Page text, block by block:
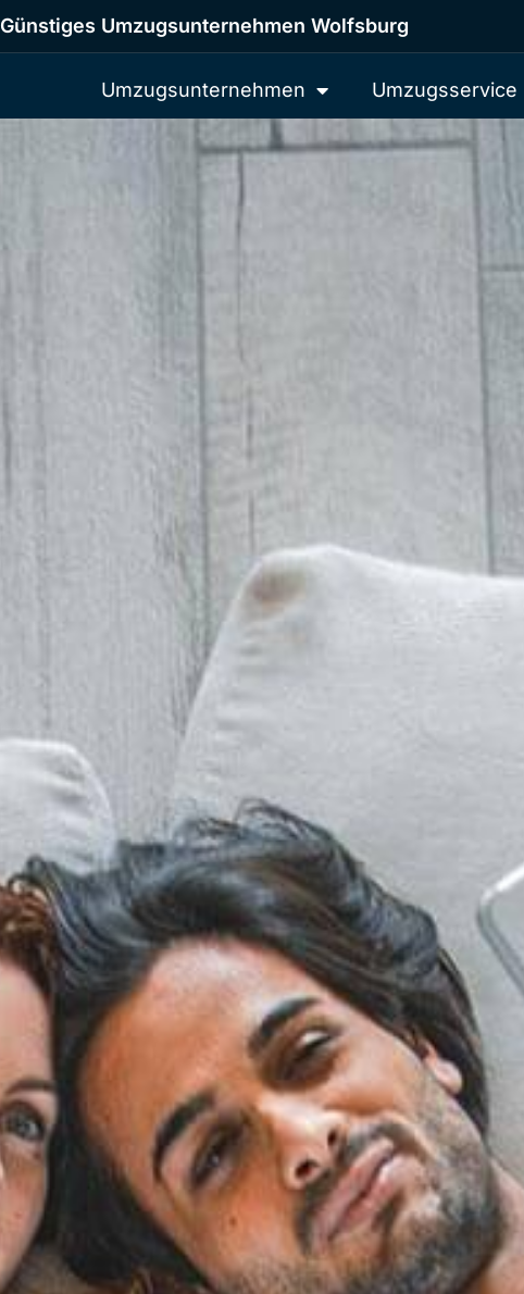
Günstiges Umzugsunternehmen Wolfsburg
Umzugsunternehmen Umzugsservice